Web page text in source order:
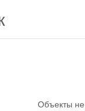
Объекты